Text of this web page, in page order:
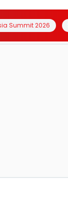
Summit 2026